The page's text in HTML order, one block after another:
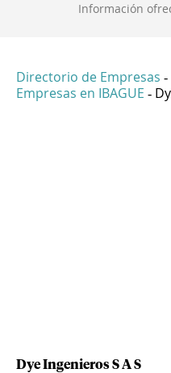
Información
Directorio de Empresas -
Empresas en IBAGUE -
Dye Ingenieros S A S